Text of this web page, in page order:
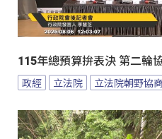
115年總預算拚表決 第二輪
政經 立法院 立法院朝野協